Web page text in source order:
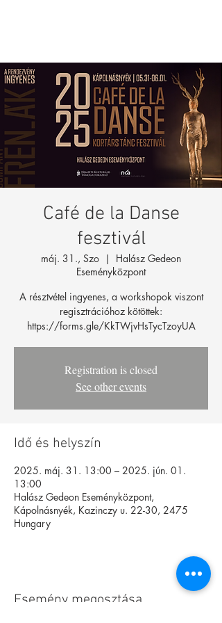
Café de la Danse
fesztivál
máj. 31., Szo
  |
Halász Gedeon
Eseményközpont
A résztvétel ingyenes, a workshopok viszont
regisztrációhoz kötöttek:
https://forms.gle/KkTWjvHsTycTzoyUA
Registration is closed
See other events
Idő és helyszín
2025. máj. 31. 13:00 – 2025. jún. 01.
13:00
Halász Gedeon Eseményközpont,
Kápolnásnyék, Kazinczy u. 22-30, 2475
Hungary
Esemény megosztása